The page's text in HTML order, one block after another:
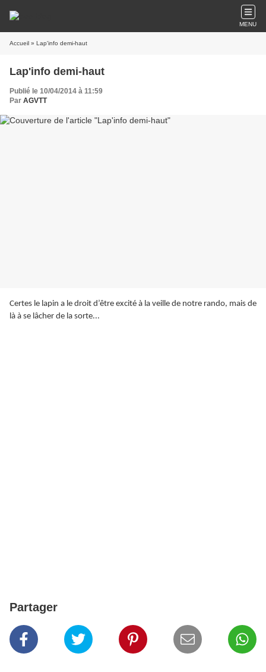
MENU
Accueil » Lap'info demi-haut
Lap'info demi-haut
Publié le 10/04/2014 à 11:59
Par AGVTT
Certes le lapin a le droit d’être excité à la veille de notre rando, mais de
là à se lâcher de la sorte...
Partager